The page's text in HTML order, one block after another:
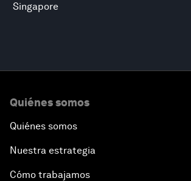
Singapore
Quiénes somos
Quiénes somos
Nuestra estrategia
Cómo trabajamos